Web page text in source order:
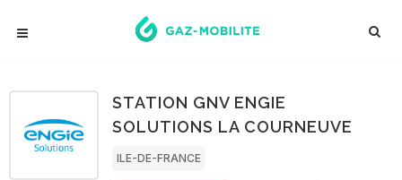
STATION GNV ENGIE
SOLUTIONS LA COURNEUVE
ILE-DE-FRANCE